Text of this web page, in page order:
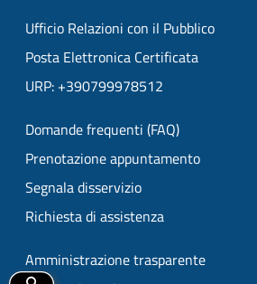
Ufficio Relazioni con il Pubblico
Posta Elettronica Certificata
URP: +390799978512
Domande frequenti (FAQ)
Prenotazione appuntamento
Segnala disservizio
Richiesta di assistenza
Amministrazione trasparente